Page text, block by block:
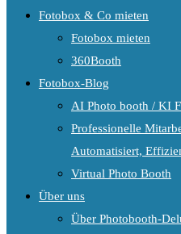
Fotobox & Co mieten
Fotobox mieten
360Booth
Fotobox-Blog
AI Photo booth / KI
Professionelle
Automatisiert,
Virtual Photo Booth
Über uns
Über Photobooth-